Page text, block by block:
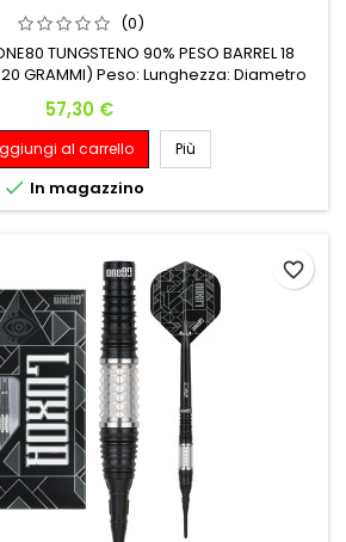
(0)
TUNGSTENO 90% PESO BARREL 18
20 GRAMMI) Peso: Lunghezza: Diametro
Prezzo
57,30 €
al carrello Più
 In magazzino
favorite_border